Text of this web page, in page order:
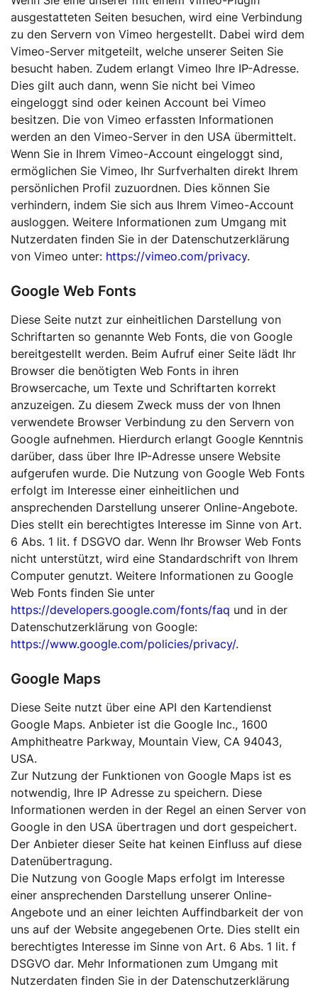
ausgestatteten Seiten besuchen, wird eine Verbindung
zu den Servern von Vimeo hergestellt. Dabei wird dem
Vimeo-Server mitgeteilt, welche unserer Seiten Sie
besucht haben. Zudem erlangt Vimeo Ihre IP-Adresse.
Dies gilt auch dann, wenn Sie nicht bei Vimeo
eingeloggt sind oder keinen Account bei Vimeo
besitzen. Die von Vimeo erfassten Informationen
werden an den Vimeo-Server in den USA übermittelt.
Wenn Sie in Ihrem Vimeo-Account eingeloggt sind,
ermöglichen Sie Vimeo, Ihr Surfverhalten direkt Ihrem
persönlichen Profil zuzuordnen. Dies können Sie
verhindern, indem Sie sich aus Ihrem Vimeo-Account
ausloggen. Weitere Informationen zum Umgang mit
Nutzerdaten finden Sie in der Datenschutzerklärung
von Vimeo unter: https://vimeo.com/privacy.
Google Web Fonts
Diese Seite nutzt zur einheitlichen Darstellung von
Schriftarten so genannte Web Fonts, die von Google
bereitgestellt werden. Beim Aufruf einer Seite lädt Ihr
Browser die benötigten Web Fonts in ihren
Browsercache, um Texte und Schriftarten korrekt
anzuzeigen. Zu diesem Zweck muss der von Ihnen
verwendete Browser Verbindung zu den Servern von
Google aufnehmen. Hierdurch erlangt Google Kenntnis
darüber, dass über Ihre IP-Adresse unsere Website
aufgerufen wurde. Die Nutzung von Google Web Fonts
erfolgt im Interesse einer einheitlichen und
ansprechenden Darstellung unserer Online-Angebote.
Dies stellt ein berechtigtes Interesse im Sinne von Art.
6 Abs. 1 lit. f DSGVO dar. Wenn Ihr Browser Web Fonts
nicht unterstützt, wird eine Standardschrift von Ihrem
Computer genutzt. Weitere Informationen zu Google
Web Fonts finden Sie unter
https://developers.google.com/fonts/faq und in der
Datenschutzerklärung von Google:
https://www.google.com/policies/privacy/.
Google Maps
Diese Seite nutzt über eine API den Kartendienst
Google Maps. Anbieter ist die Google Inc., 1600
Amphitheatre Parkway, Mountain View, CA 94043,
USA.
Zur Nutzung der Funktionen von Google Maps ist es
notwendig, Ihre IP Adresse zu speichern. Diese
Informationen werden in der Regel an einen Server von
Google in den USA übertragen und dort gespeichert.
Der Anbieter dieser Seite hat keinen Einfluss auf diese
Datenübertragung.
Die Nutzung von Google Maps erfolgt im Interesse
einer ansprechenden Darstellung unserer Online-
Angebote und an einer leichten Auffindbarkeit der von
uns auf der Website angegebenen Orte. Dies stellt ein
berechtigtes Interesse im Sinne von Art. 6 Abs. 1 lit. f
DSGVO dar. Mehr Informationen zum Umgang mit
Nutzerdaten finden Sie in der Datenschutzerklärung